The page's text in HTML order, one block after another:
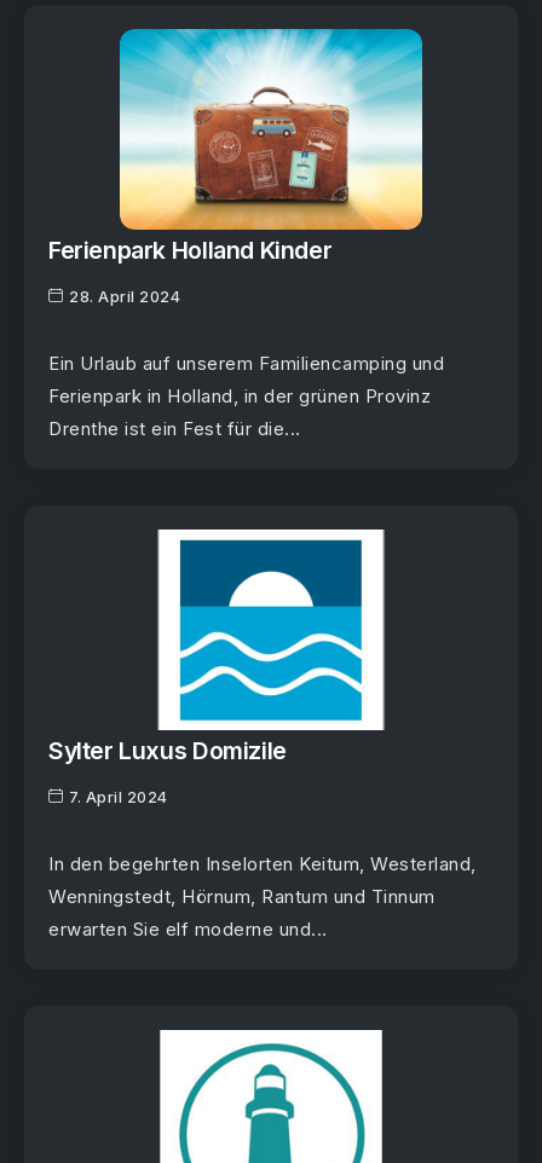
Ferienpark Holland Kinder
28. April 2024
Ein Urlaub auf unserem Familiencamping und
Ferienpark in Holland, in der grünen Provinz
Drenthe ist ein Fest für die...
Sylter Luxus Domizile
7. April 2024
In den begehrten Inselorten Keitum, Westerland,
Wenningstedt, Hörnum, Rantum und Tinnum
erwarten Sie elf moderne und...